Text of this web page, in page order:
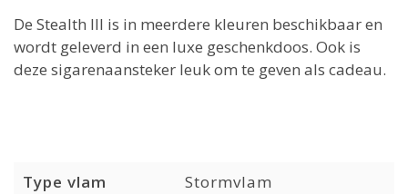
De Stealth lll is in meerdere kleuren beschikbaar en
wordt geleverd in een luxe geschenkdoos. Ook is
deze sigarenaansteker leuk om te geven als cadeau.
Type vlam
Stormvlam